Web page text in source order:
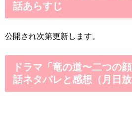
話あらすじ
公開され次第更新します。
ドラマ「竜の道〜二つの
話ネタバレと感想（月日放